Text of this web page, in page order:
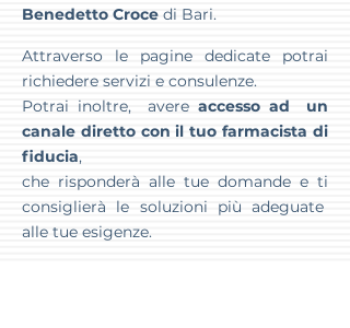
Benedetto Croce di Bari.
Attraverso le pagine dedicate potrai
richiedere servizi e consulenze.
Potrai inoltre, avere accesso ad un
canale diretto con il tuo farmacista di
fiducia,
che risponderà alle tue domande e ti
consiglierà le soluzioni più adeguate
alle tue esigenze.